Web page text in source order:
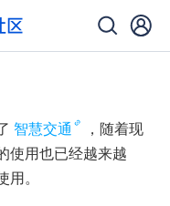
智慧交通
，随着现
使用也已经越来越
。